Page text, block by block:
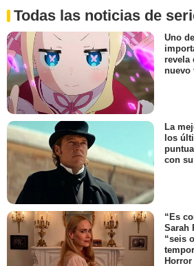
Todas las noticias de
Uno
revela
nuevo
La
los
con
“Es
Sarah
“seis